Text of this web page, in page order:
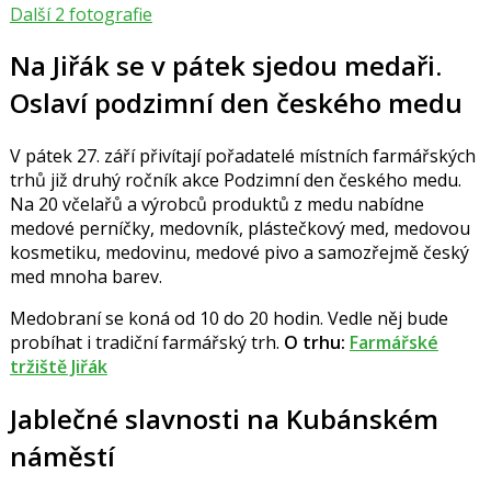
Další 2 fotografie
Na Jiřák se v pátek sjedou medaři.
Oslaví podzimní den českého medu
V pátek 27. září přivítají pořadatelé místních farmářských
trhů již druhý ročník akce Podzimní den českého medu.
Na 20 včelařů a výrobců produktů z medu nabídne
medové perníčky, medovník, plástečkový med, medovou
kosmetiku, medovinu, medové pivo a samozřejmě český
med mnoha barev.
Medobraní se koná od 10 do 20 hodin. Vedle něj bude
probíhat i tradiční farmářský trh. O trhu: Farmářské
tržiště Jiřák
Jablečné slavnosti na Kubánském
náměstí